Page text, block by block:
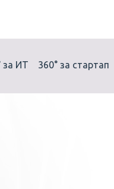
за ИТ 360° за стартап